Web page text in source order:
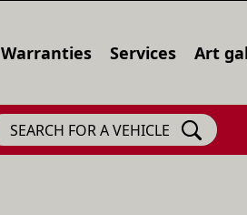
Warranties Services Art
SEARCH FOR A VEHICLE